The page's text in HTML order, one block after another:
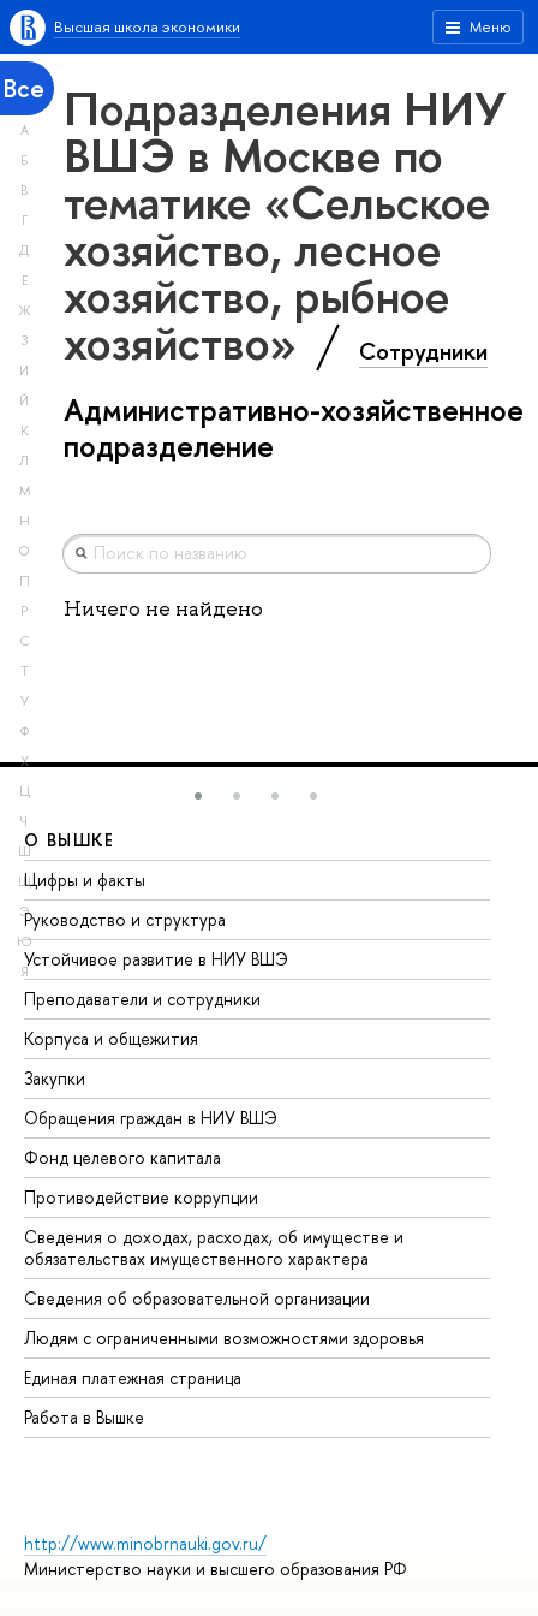
Меню
Высшая школа экономики
Все
А
Б
В
Г
Д
Е
Ж
З
И
Й
К
Л
М
Н
О
П
Р
С
Т
У
Ф
Х
Ц
Ч
Ш
Щ
Э
Ю
Я
Подразделения НИУ
ВШЭ в Москве по
тематике «Сельское
хозяйство, лесное
хозяйство, рыбное
хозяйство» Сотрудники
Административно-хозяйственное
подразделение
Ничего не найдено
О ВЫШКЕ
Цифры и факты
Руководство и структура
Устойчивое развитие в НИУ ВШЭ
Преподаватели и сотрудники
Корпуса и общежития
Закупки
Обращения граждан в НИУ ВШЭ
Фонд целевого капитала
Противодействие коррупции
Сведения о доходах, расходах, об имуществе и
обязательствах имущественного характера
Сведения об образовательной организации
Людям с ограниченными возможностями здоровья
Единая платежная страница
Работа в Вышке
http://www.minobrnauki.gov.ru/
Министерство науки и высшего образования РФ